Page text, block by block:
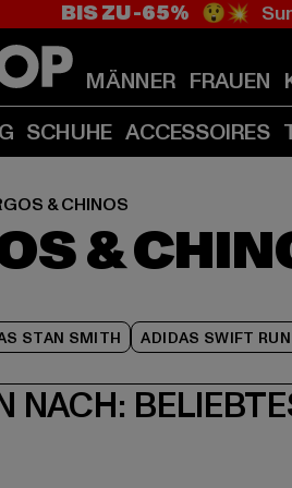
BIS ZU -65% 😲💥
MÄNNER FRAUEN
SCHUHE ACCESSOIRES
& CHINOS
&
STAN SMITH ADIDAS SWIFT RUN
NACH: